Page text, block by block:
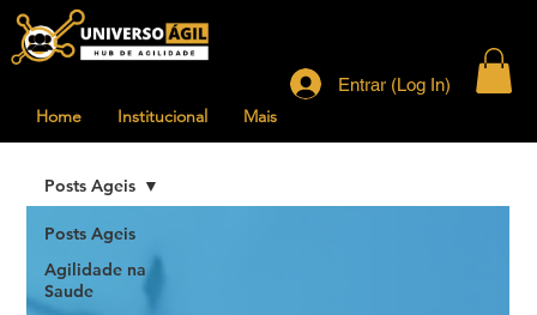
Home Institucional Mais
Entrar (Log In)
Posts Ageis
Agilidade na
Saude
Posts Ageis